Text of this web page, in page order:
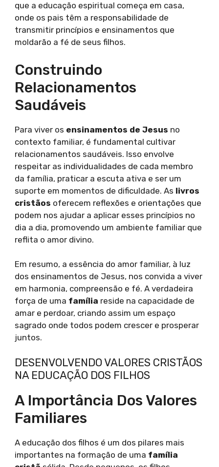
que a educação espiritual começa em casa,
onde os pais têm a responsabilidade de
transmitir princípios e ensinamentos que
moldarão a fé de seus filhos.
Construindo
Relacionamentos
Saudáveis
Para viver os ensinamentos de Jesus no
contexto familiar, é fundamental cultivar
relacionamentos saudáveis. Isso envolve
respeitar as individualidades de cada membro
da família, praticar a escuta ativa e ser um
suporte em momentos de dificuldade. As livros
cristãos oferecem reflexões e orientações que
podem nos ajudar a aplicar esses princípios no
dia a dia, promovendo um ambiente familiar que
reflita o amor divino.
Em resumo, a essência do amor familiar, à luz
dos ensinamentos de Jesus, nos convida a viver
em harmonia, compreensão e fé. A verdadeira
força de uma família reside na capacidade de
amar e perdoar, criando assim um espaço
sagrado onde todos podem crescer e prosperar
juntos.
DESENVOLVENDO VALORES CRISTÃOS
NA EDUCAÇÃO DOS FILHOS
A Importância Dos Valores
Familiares
A educação dos filhos é um dos pilares mais
importantes na formação de uma família